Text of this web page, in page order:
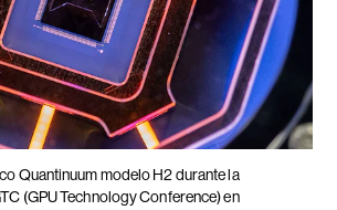
Quantinuum modelo H2 durante la
(GPU Technology Conference) en